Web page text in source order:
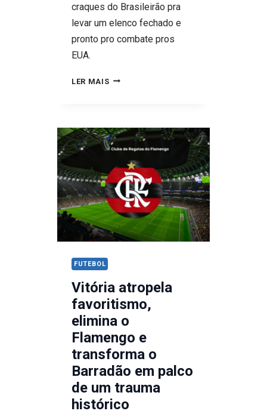
craques do Brasileirão pra
levar um elenco fechado e
pronto pro combate pros
EUA.
LER MAISANCELOTTI
DO
AMANHÃ:
CARTADA
FINAL
DO
GRINGO
PRA
SELEÇÃO
CASCA-
GROSSA
FUTEBOL
Vitória atropela
favoritismo,
elimina o
Flamengo e
transforma o
Barradão em palco
de um trauma
histórico